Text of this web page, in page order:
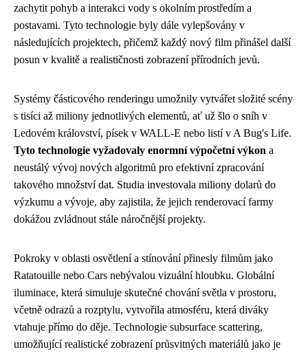
zachytit pohyb a interakci vody s okolním prostředím a
postavami. Tyto technologie byly dále vylepšovány v
následujících projektech, přičemž každý nový film přinášel další
posun v kvalitě a realističnosti zobrazení přírodních jevů.
Systémy částicového renderingu umožnily vytvářet složité scény
s tisíci až miliony jednotlivých elementů, ať už šlo o sníh v
Ledovém království, písek v WALL-E nebo listí v A Bug's Life.
Tyto technologie vyžadovaly enormní výpočetní výkon a
neustálý vývoj nových algoritmů pro efektivní zpracování
takového množství dat. Studia investovala miliony dolarů do
výzkumu a vývoje, aby zajistila, že jejich renderovací farmy
dokážou zvládnout stále náročnější projekty.
Pokroky v oblasti osvětlení a stínování přinesly filmům jako
Ratatouille nebo Cars nebývalou vizuální hloubku. Globální
iluminace, která simuluje skutečné chování světla v prostoru,
včetně odrazů a rozptylu, vytvořila atmosféru, která diváky
vtahuje přímo do děje. Technologie subsurface scattering,
umožňující realistické zobrazení průsvitných materiálů jako je